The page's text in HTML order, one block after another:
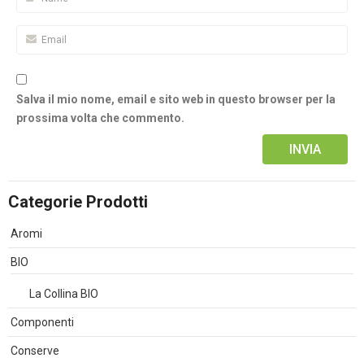
Salva il mio nome, email e sito web in questo browser per la
prossima volta che commento.
Categorie Prodotti
Aromi
BIO
La Collina BIO
Componenti
Conserve